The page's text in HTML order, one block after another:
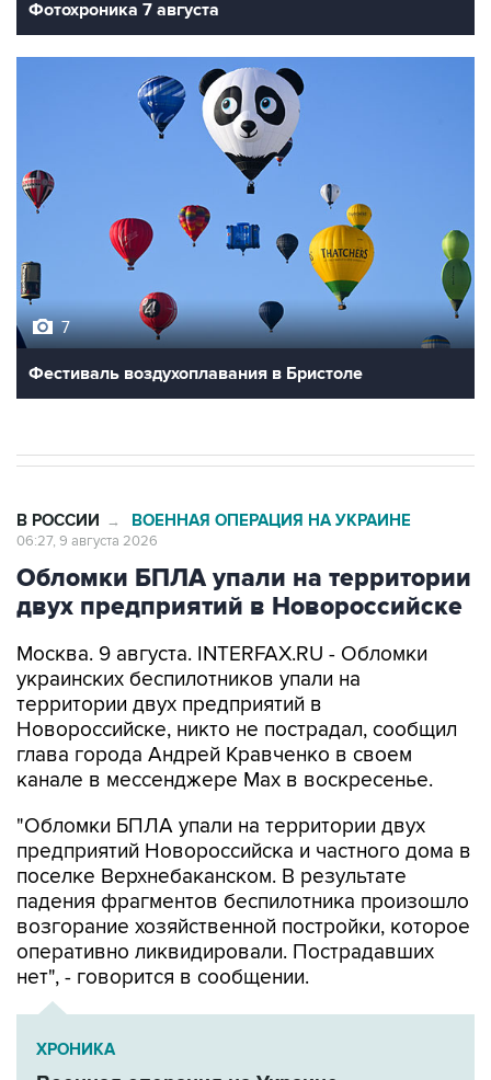
Фестиваль воздухоплавания в Бристоле
Обломки БПЛА упали на территории
двух предприятий в Новороссийске
Москва. 9 августа. INTERFAX.RU - Обломки
территории двух предприятий в
Новороссийске, никто не пострадал, сообщил
глава города Андрей Кравченко в своем
канале в мессенджере Max в воскресенье.
"Обломки БПЛА упали на территории двух
поселке Верхнебаканском. В результате
падения фрагментов беспилотника произошло
возгорание хозяйственной постройки, которое
оперативно ликвидировали. Пострадавших
нет", - говорится в сообщении.
ХРОНИКА
Военная операция на Украине